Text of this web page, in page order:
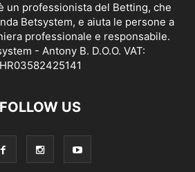
un professionista del Betting, che
Betsystem, e aiuta le persone a
professionale e responsabile.
- Antony B. D.O.O. VAT:
HR03582425141
FOLLOW US